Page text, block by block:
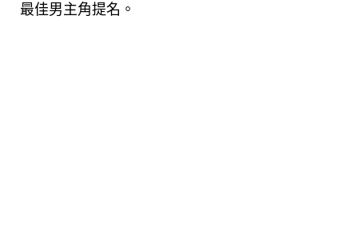
最佳男主角提名。